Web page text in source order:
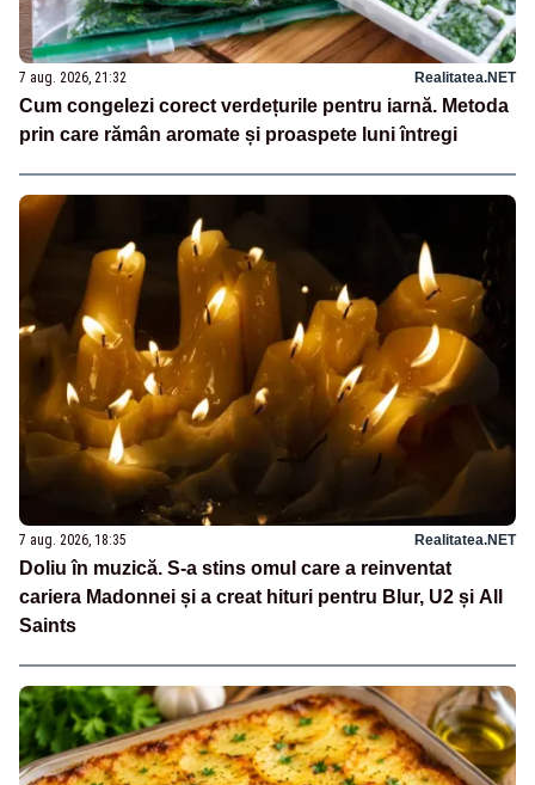
7 aug. 2026, 21:32 Realitatea.NET
Cum congelezi corect verdețurile pentru iarnă. Metoda
prin care rămân aromate și proaspete luni întregi
7 aug. 2026, 18:35 Realitatea.NET
Doliu în muzică. S-a stins omul care a reinventat
cariera Madonnei și a creat hituri pentru Blur, U2 și All
Saints